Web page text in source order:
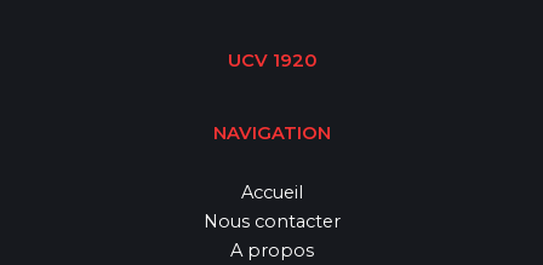
UCV 1920
NAVIGATION
Accueil
Nous contacter
A propos